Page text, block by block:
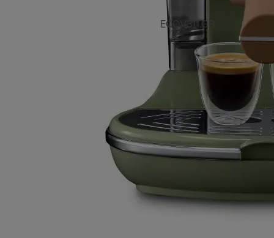
ECOV311.GR